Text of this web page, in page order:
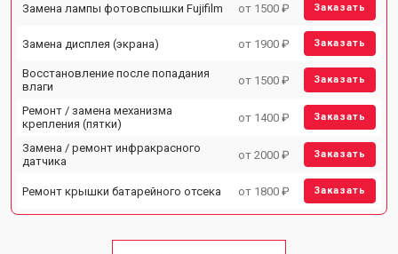
Замена лампы фотовспышки Fujifilm от 1500 ₽ Заказать
Замена дисплея (экрана) от 1900 ₽ Заказать
Восстановление после попадания
влаги
от 1500 ₽ Заказать
Ремонт / замена механизма
крепления (пятки)
от 1400 ₽ Заказать
Замена / ремонт инфракрасного
датчика
от 2000 ₽ Заказать
Ремонт крышки батарейного отсека от 1800 ₽ Заказать